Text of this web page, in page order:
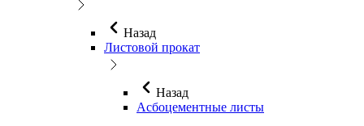
Назад
Листовой прокат
Назад
Асбоцементные листы